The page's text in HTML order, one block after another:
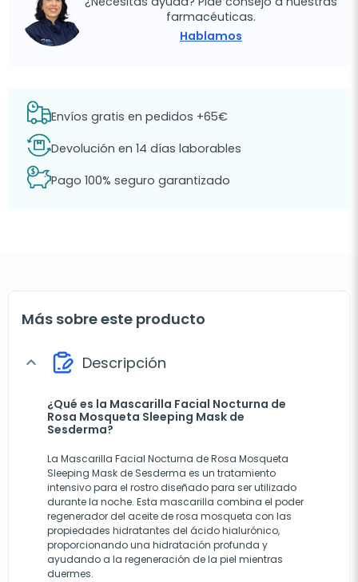
farmacéuticas.
Hablamos
Envíos gratis en pedidos +65€
Devolución en 14 días laborables
Pago 100% seguro garantizado
Más sobre este producto
expand_more Descripción
¿Qué es la Mascarilla Facial Nocturna de
Rosa Mosqueta Sleeping Mask de
Sesderma?
La Mascarilla Facial Nocturna de Rosa Mosqueta
Sleeping Mask de Sesderma es un tratamiento
intensivo para el rostro diseñado para ser utilizado
durante la noche. Esta mascarilla combina el poder
regenerador del aceite de rosa mosqueta con las
propiedades hidratantes del ácido hialurónico,
proporcionando una hidratación profunda y
ayudando a la regeneración de la piel mientras
duermes.